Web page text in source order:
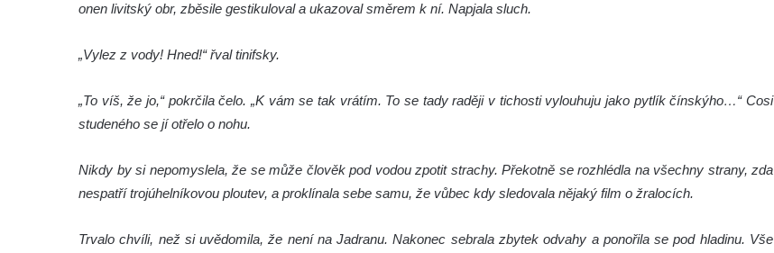
onen livitský obr, zběsile gestikuloval a ukazoval směrem k ní. Napjala sluch.
„Vylez z vody! Hned!“ řval tinifsky.
„To víš, že jo,“ pokrčila čelo. „K vám se tak vrátím. To se tady raději v tichosti vylouhuju jako pytlík čínskýho…“ Cosi
studeného se jí otřelo o nohu.
Nikdy by si nepomyslela, že se může člověk pod vodou zpotit strachy. Překotně se rozhlédla na všechny strany, zda
nespatří trojúhelníkovou ploutev, a proklínala sebe samu, že vůbec kdy sledovala nějaký film o žralocích.
Trvalo chvíli, než si uvědomila, že není na Jadranu. Nakonec sebrala zbytek odvahy a ponořila se pod hladinu. Vše